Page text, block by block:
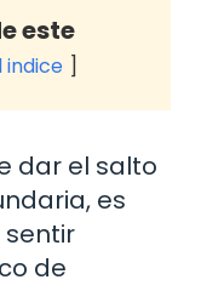
este
indice
dar el salto
es
de